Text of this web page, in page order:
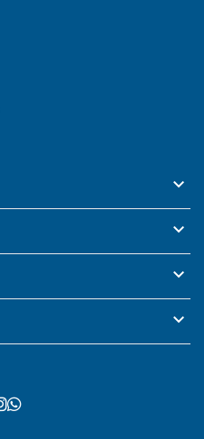
keyboard_arrow_down
keyboard_arrow_down
keyboard_arrow_down
keyboard_arrow_down